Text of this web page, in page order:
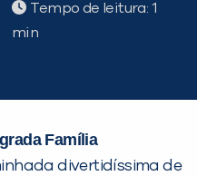
Tempo de leitura:
Família
divertidíssima de